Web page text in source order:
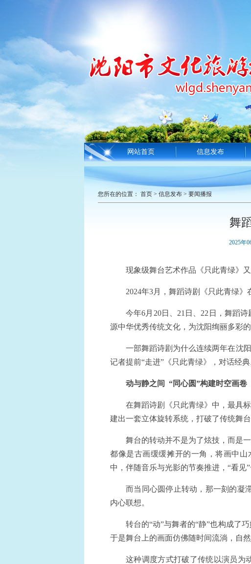
网站首页 信息发布
您所在的位置： 首页 > 信息发布 > 要闻播报
舞
2025年
现象级舞台艺术作品《只此青绿》又
2024年3月，舞蹈诗剧《只此青绿》
今年6月20日、21日、22日，舞蹈
源中华优秀传统文化，为沈阳绚丽多彩
一部舞蹈诗剧为什么连续两年在沈
记者提前“走进”《只此青绿》，对话经典
动与静之间 “同心圆”构建时空画卷
在舞蹈诗剧《只此青绿》中，最具
建出一套立体旋转系统，打破了传统舞
舞台的转动并不是为了炫技，而是
都像是古画缓缓摊开的一角，将画中
中，伴随音乐与光影的节奏推进，“看见
而当同心圆停止转动，那一刻的凝
内心联想。
转台的“动”与舞者的“静”也构成了
于是舞台上的画面仿佛随时间流淌，自然
这种调度方式打破了传统以演员为